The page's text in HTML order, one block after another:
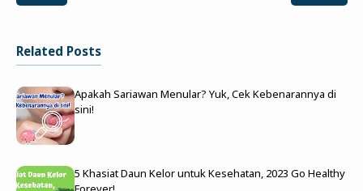
Related Posts
Apakah Sariawan Menular? Yuk, Cek Kebenarannya di
sini!
5 Khasiat Daun Kelor untuk Kesehatan, 2023 Go Healthy